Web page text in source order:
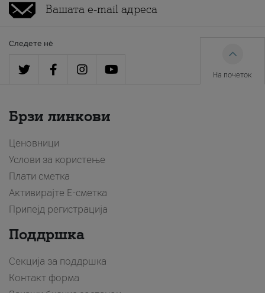
Следете нè
На почеток
Брзи линкови
Ценовници
Услови за користење
Плати сметка
Активирајте Е-сметка
Припејд регистрација
Поддршка
Секција за поддршка
Контакт форма